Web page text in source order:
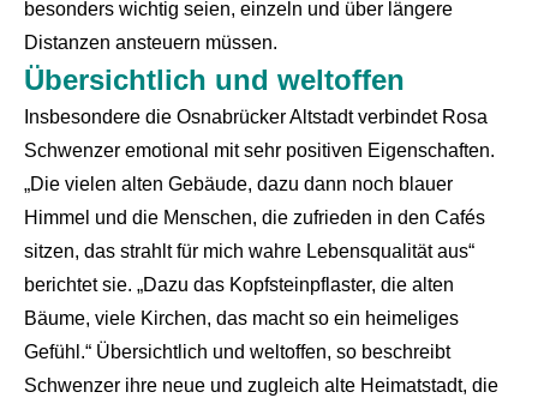
besonders wichtig seien, einzeln und über längere
Distanzen ansteuern müssen.
Übersichtlich und weltoffen
Insbesondere die Osnabrücker Altstadt verbindet Rosa
Schwenzer emotional mit sehr positiven Eigenschaften.
„Die vielen alten Gebäude, dazu dann noch blauer
Himmel und die Menschen, die zufrieden in den Cafés
sitzen, das strahlt für mich wahre Lebensqualität aus“
berichtet sie. „Dazu das Kopfsteinpflaster, die alten
Bäume, viele Kirchen, das macht so ein heimeliges
Gefühl.“ Übersichtlich und weltoffen, so beschreibt
Schwenzer ihre neue und zugleich alte Heimatstadt, die